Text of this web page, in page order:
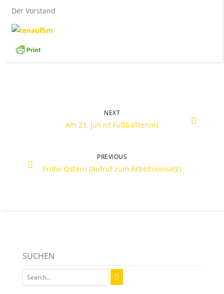
Der Vorstand
NEXT
Am 23. Juli ist Fußballtennis
PREVIOUS
Frohe Ostern (Aufruf zum Arbeitseinsatz)
SUCHEN